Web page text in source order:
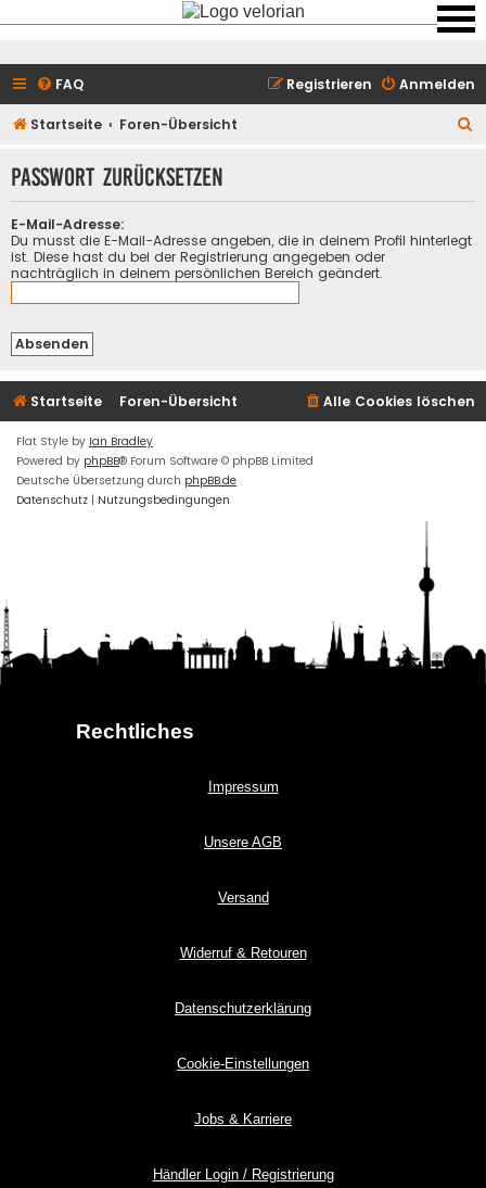
FAQ Anmelden
Registrieren
Startseite Foren-Übersicht
h
Passwort zurücksetzen
E-Mail-Adresse:
Du musst die E-Mail-Adresse angeben, die in deinem Profil hinterlegt
ist. Diese hast du bei der Registrierung angegeben oder
nachträglich in deinem persönlichen Bereich geändert.
Startseite Foren-Übersicht Alle Cookies löschen
Flat Style by Ian Bradley
Powered by phpBB® Forum Software © phpBB Limited
Deutsche Übersetzung durch phpBB.de
Datenschutz | Nutzungsbedingungen
Rechtliches
Impressum
Unsere AGB
Versand
Widerruf & Retouren
Datenschutzerklärung
Cookie-Einstellungen
Jobs & Karriere
Händler Login / Registrierung